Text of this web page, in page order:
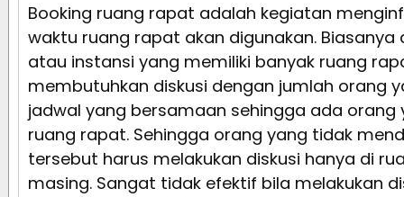
Booking ruang rapat adalah kegiatan
waktu ruang rapat akan digunakan. Biasanya
atau instansi yang memiliki banyak ruang
membutuhkan diskusi dengan jumlah orang
jadwal yang bersamaan sehingga ada
ruang rapat. Sehingga orang yang tidak
tersebut harus melakukan diskusi hanya di
masing. Sangat tidak efektif bila melakukan